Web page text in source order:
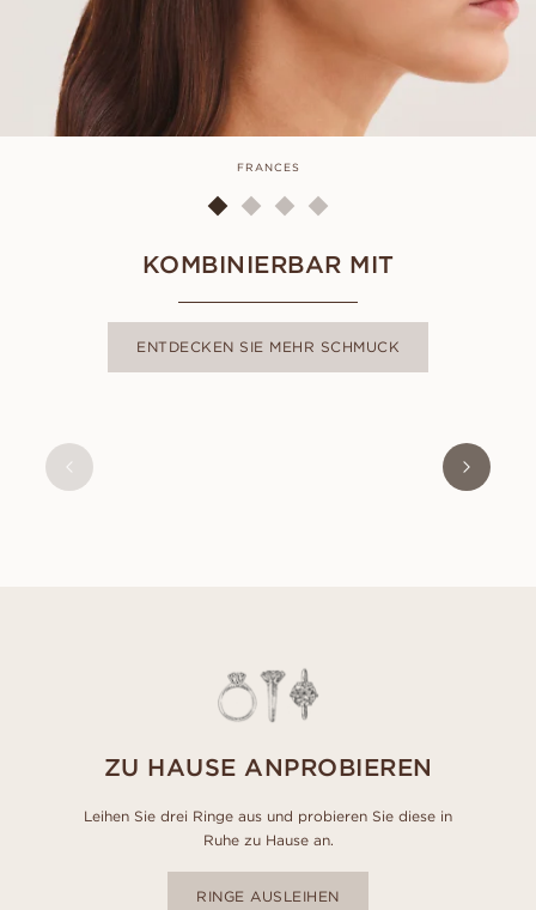
FRANCES
KOMBINIERBAR MIT
ENTDECKEN SIE MEHR SCHMUCK
ZU HAUSE ANPROBIEREN
Leihen Sie drei Ringe aus und probieren Sie diese in
Ruhe zu Hause an.
RINGE AUSLEIHEN